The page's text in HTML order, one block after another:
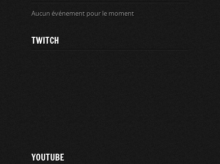
Aucun événement pour le moment
TWITCH
YOUTUBE